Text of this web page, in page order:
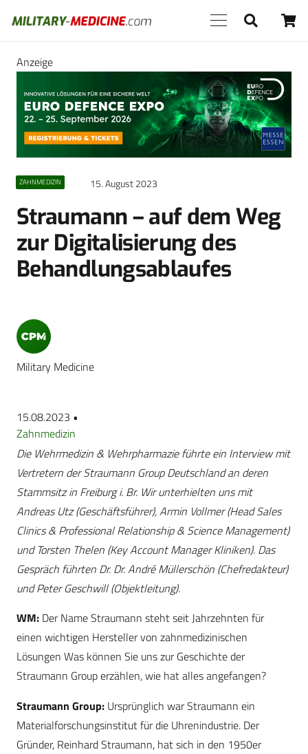
Anzeige
ZAHNMEDIZIN 15. August 2023
Straumann – auf dem Weg
zur Digitalisierung des
Behandlungsablaufes
Military Medicine
15.08.2023 •
Zahnmedizin
Die Wehrmedizin & Wehrpharmazie führte ein Interview mit
Vertretern der Straumann Group Deutschland an deren
Stammsitz in Freiburg i. Br. Wir unterhielten uns mit
Andreas Utz (Geschäftsführer), Armin Vollmer (Head Sales
Clinics & Professional Relationship & Science Management)
und Torsten Thelen (Key Account Manager Kliniken). Das
Gespräch führten Dr. Dr. André Müllerschön (Chefredakteur)
und Peter Geschwill (Objektleitung).
WM: Der Name Straumann steht seit Jahrzehnten für
einen wichtigen Hersteller von zahnmedizinischen
Lösungen Was können Sie uns zur Geschichte der
Straumann Group erzählen, wie hat alles angefangen?
Straumann Group: Ursprünglich war Straumann ein
Materialforschungsinstitut für die Uhrenindustrie. Der
Gründer, Reinhard Straumann, hat sich in den 1950er